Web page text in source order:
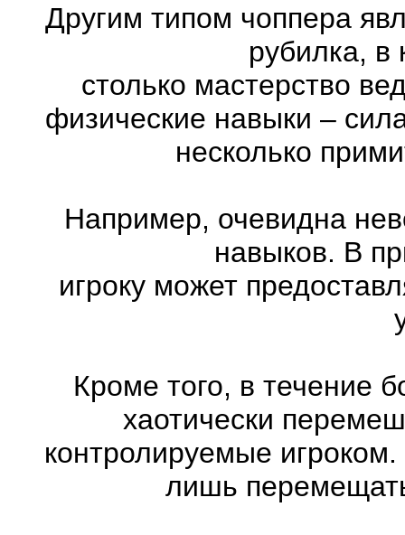
Другим типом чоппера
рубилка, в
столько мастерство
физические навыки –
несколько
Например, очевидна
навыков. В
игроку может
Кроме того, в течение
хаотически
контролируемые
лишь